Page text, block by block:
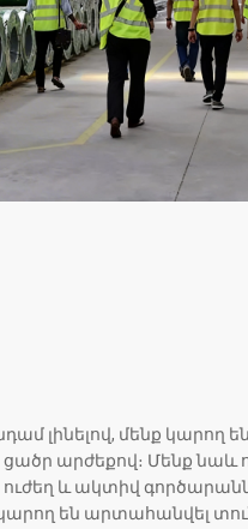
լինելով, մենք կարող
արժեքով։ Մենք նաև
և ակտիվ
կարող են արտահանվել